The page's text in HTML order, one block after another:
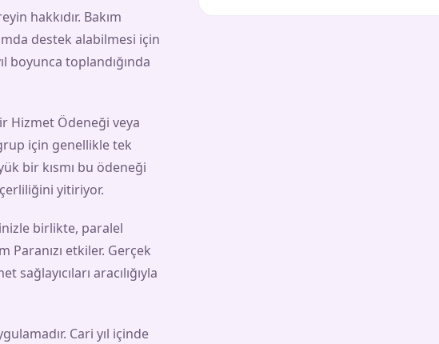
hakkıdır. Bakım
destek alabilmesi için
boyunca toplandığında
Hizmet Ödeneği veya
için genellikle tek
bir kısmı bu ödeneği
yitiriyor.
birlikte, paralel
Paranızı etkiler. Gerçek
aracılığıyla
Cari yıl içinde